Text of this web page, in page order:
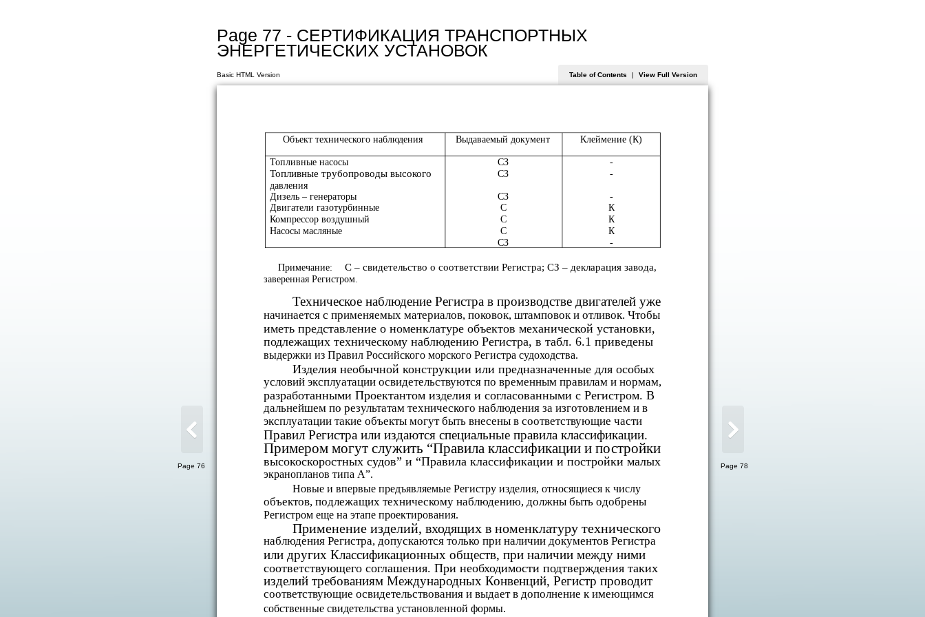
Page 77 - СЕРТИФИКАЦИЯ ТРАНСПОРТНЫХ
ЭНЕРГЕТИЧЕСКИХ УСТАНОВОК
Basic HTML Version Table of Contents | View Full Version
Объект технического наблюдения Выдаваемый документ Клеймение (К)
Топливные насосы
Топливные трубопроводы высокого
давления
Дизель – генераторы
Двигатели газотурбинные
Компрессор воздушный
Насосы масляные
СЗ
СЗ
СЗ
С
С
С
СЗ
-
-
-
К
К
К
-
Примечание: С – свидетельство о соответствии Регистра; СЗ – декларация завода,
заверенная Регистром.
Техническое наблюдение Регистра в производстве двигателей уже
начинается с применяемых материалов, поковок, штамповок и отливок. Чтобы
иметь представление о номенклатуре объектов механической установки,
подлежащих техническому наблюдению Регистра, в табл. 6.1 приведены
выдержки из Правил Российского морского Регистра судоходства.
Изделия необычной конструкции или предназначенные для особых
условий эксплуатации освидетельствуются по временным правилам и нормам,
разработанными Проектантом изделия и согласованными с Регистром. В
дальнейшем по результатам технического наблюдения за изготовлением и в
эксплуатации такие объекты могут быть внесены в соответствующие части
Правил Регистра или издаются специальные правила классификации.
Примером могут служить “Правила классификации и постройки
высокоскоростных судов” и “Правила классификации и постройки малых
экранопланов типа А”.
Новые и впервые предъявляемые Регистру изделия, относящиеся к числу
объектов, подлежащих техническому наблюдению, должны быть одобрены
Регистром еще на этапе проектирования.
Применение изделий, входящих в номенклатуру технического
наблюдения Регистра, допускаются только при наличии документов Регистра
или других Классификационных обществ, при наличии между ними
соответствующего соглашения. При необходимости подтверждения таких
изделий требованиям Международных Конвенций, Регистр проводит
соответствующие освидетельствования и выдает в дополнение к имеющимся
собственные свидетельства установленной формы.
Page 78
Page 76